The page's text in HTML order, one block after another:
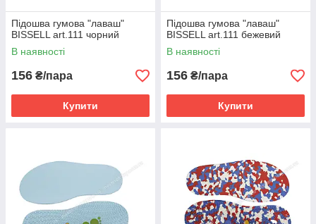
Підошва гумова "лаваш"
BISSELL art.111 чорний
В наявності
156 ₴/пара
Купити
Підошва гумова "лаваш"
BISSELL art.111 бежевий
В наявності
156 ₴/пара
Купити